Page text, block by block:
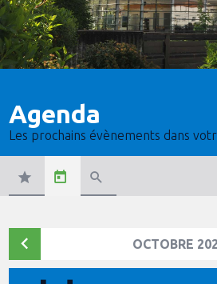
Agenda
Les prochains évènements dans
OCTOBRE